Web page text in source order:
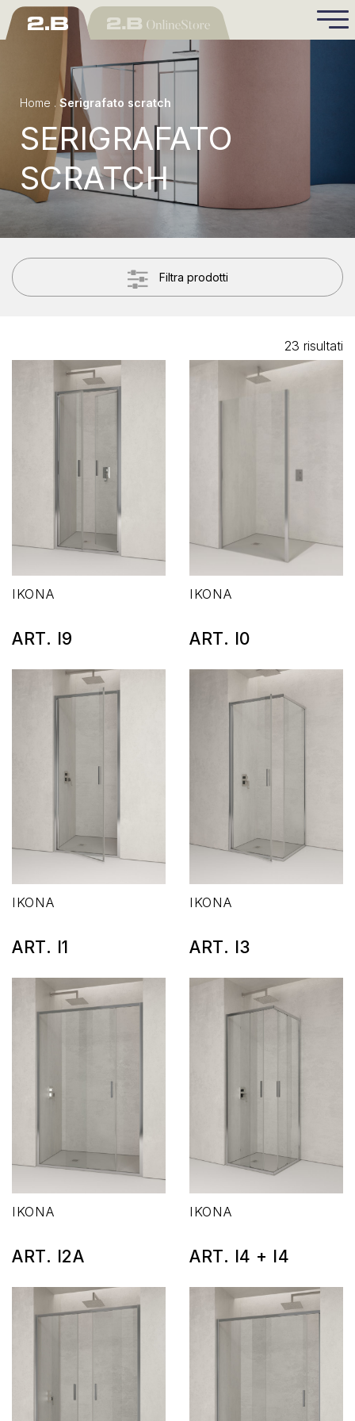
Home . Serigrafato scratch
SERIGRAFATO
SCRATCH
Filtra prodotti
23 risultati
IKONA
ART. I9
IKONA
ART. I0
IKONA
ART. I1
IKONA
ART. I3
IKONA
ART. I2A
IKONA
ART. I4 + I4